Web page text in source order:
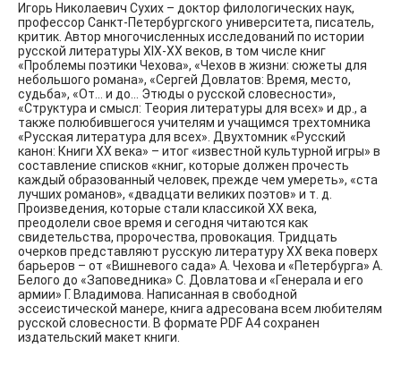
Игорь Николаевич Сухих – доктор филологических наук,
профессор Санкт-Петербургского университета, писатель,
критик. Автор многочисленных исследований по истории
русской литературы XIX-XX веков, в том числе книг
«Проблемы поэтики Чехова», «Чехов в жизни: сюжеты для
небольшого романа», «Сергей Довлатов: Время, место,
судьба», «От… и до… Этюды о русской словесности»,
«Структура и смысл: Теория литературы для всех» и др., а
также полюбившегося учителям и учащимся трехтомника
«Русская литература для всех». Двухтомник «Русский
канон: Книги XX века» – итог «известной культурной игры» в
составление списков «книг, которые должен прочесть
каждый образованный человек, прежде чем умереть», «ста
лучших романов», «двадцати великих поэтов» и т. д.
Произведения, которые стали классикой XX века,
преодолели свое время и сегодня читаются как
свидетельства, пророчества, провокация. Тридцать
очерков представляют русскую литературу XX века поверх
барьеров – от «Вишневого сада» А. Чехова и «Петербурга» А.
Белого до «Заповедника» С. Довлатова и «Генерала и его
армии» Г. Владимова. Написанная в свободной
эссеистической манере, книга адресована всем любителям
русской словесности. В формате PDF A4 сохранен
издательский макет книги.